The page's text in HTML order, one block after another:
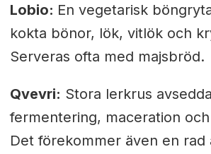
Lobio: En vegetarisk
kokta bönor, lök, vitlök och
Serveras ofta med majsbröd.
Qvevri: Stora lerkrus
fermentering, maceration
Det förekommer även en rad